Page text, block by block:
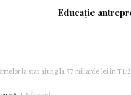
Educație
la stat ajung la 77 miliarde lei în T1/